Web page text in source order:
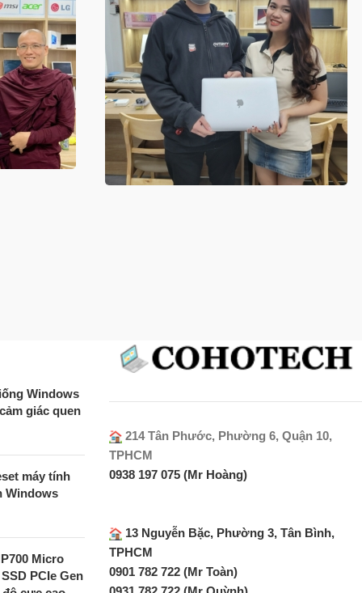
Windows
giác quen
máy tính
Windows
Micro
PCIe Gen
214 Tân Phước, Phường 6, Quận 10,
TPHCM
0938 197 075 (Mr Hoàng)
13 Nguyễn Bặc, Phường 3, Tân Bình,
TPHCM
0901 782 722 (Mr Toàn)